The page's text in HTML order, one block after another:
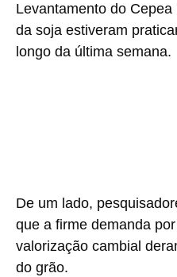
Levantamento do Cepea
da soja estiveram
longo da última semana.
De um lado,
que a firme demanda
valorização cambial
do grão.